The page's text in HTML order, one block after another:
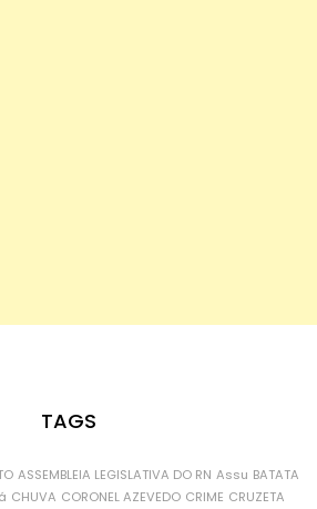
TAGS
ASSEMBLEIA LEGISLATIVA DO RN Assu BATATA
CHUVA CORONEL AZEVEDO CRIME CRUZETA